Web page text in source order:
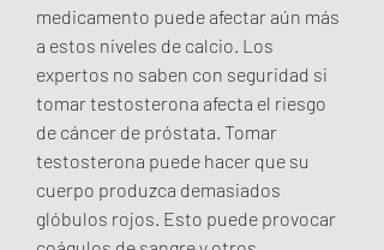
medicamento puede afectar aún más
a estos niveles de calcio. Los
expertos no saben con seguridad si
tomar testosterona afecta el riesgo
de cáncer de próstata. Tomar
testosterona puede hacer que su
cuerpo produzca demasiados
glóbulos rojos. Esto puede provocar